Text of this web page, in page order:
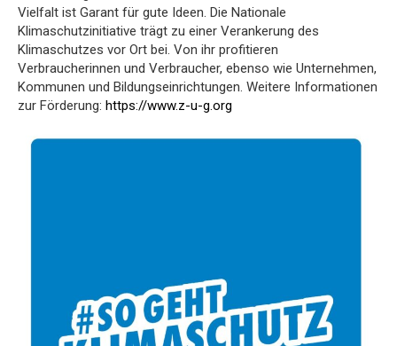
Vielfalt ist Garant für gute Ideen. Die Nationale
Klimaschutzinitiative trägt zu einer Verankerung des
Klimaschutzes vor Ort bei. Von ihr profitieren
Verbraucherinnen und Verbraucher, ebenso wie Unternehmen,
Kommunen und Bildungseinrichtungen. Weitere Informationen
zur Förderung: https://www.z-u-g.org